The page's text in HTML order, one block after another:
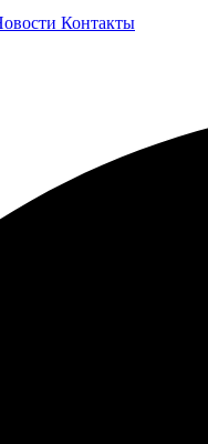
Контакты